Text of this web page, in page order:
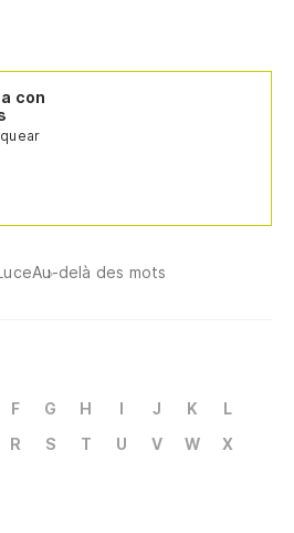
con
Au-delà des mots
F G H I J K
L
R S T U V W
X